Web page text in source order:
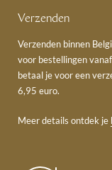
Verzenden
Verzenden binnen
voor bestellingen
betaal je voor een
6,95 euro.
Meer details ontdek je